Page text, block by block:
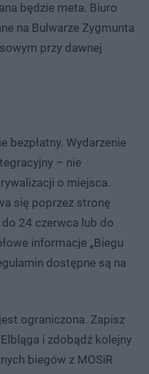
będzie meta. Biuro
na Bulwarze Zygmunta
przy dawnej
bezpłatny. Wydarzenie
– nie
o miejsca.
się poprzez stronę
24 czerwca lub do
informacje „Biegu
dostępne są na
ograniczona. Zapisz
i zdobądź kolejny
biegów z MOSiR